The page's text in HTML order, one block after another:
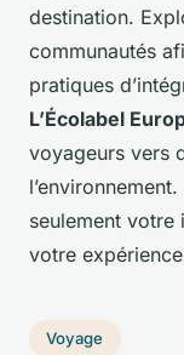
destination.
communautés
pratiques
L’Écolabel
voyageurs vers
seulement votre
votre
Voyage